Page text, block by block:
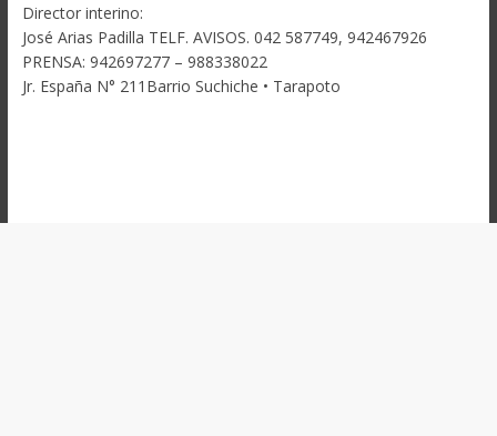
Director interino:
José Arias Padilla TELF. AVISOS. 042 587749, 942467926
PRENSA: 942697277 – 988338022
Jr. España N° 211Barrio Suchiche • Tarapoto